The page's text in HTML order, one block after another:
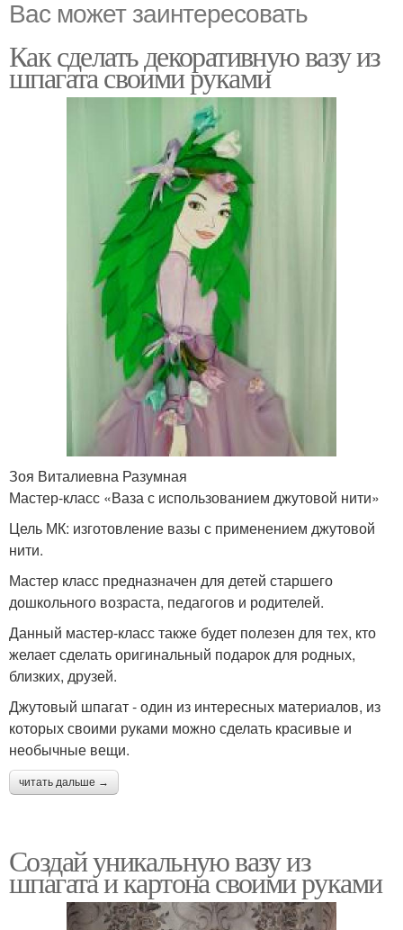
Вас может заинтересовать
Как сделать декоративную вазу из
шпагата своими руками
Зоя Виталиевна Разумная
Мастер-класс «Ваза с использованием джутовой нити»
Цель МК: изготовление вазы с применением джутовой
нити.
Мастер класс предназначен для детей старшего
дошкольного возраста, педагогов и родителей.
Данный мастер-класс также будет полезен для тех, кто
желает сделать оригинальный подарок для родных,
близких, друзей.
Джутовый шпагат - один из интересных материалов, из
которых своими руками можно сделать красивые и
необычные вещи.
читать дальше →
Создай уникальную вазу из
шпагата и картона своими руками